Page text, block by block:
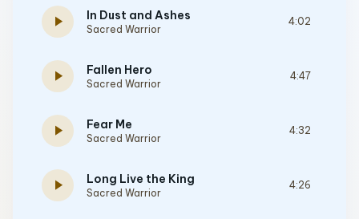
play_arrow In Dust and Ashes
Sacred Warrior
4:02
play_arrow Fallen Hero
Sacred Warrior
4:47
play_arrow Fear Me
Sacred Warrior
4:32
play_arrow Long Live the King
Sacred Warrior
4:26